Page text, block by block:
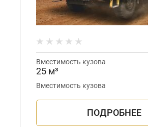
Вместимость кузова
25 м³
Вместимость кузова
ПОДРОБНЕЕ